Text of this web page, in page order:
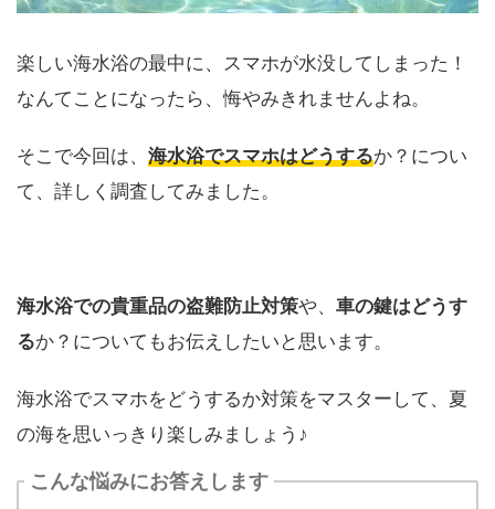
楽しい海水浴の最中に、スマホが水没してしまった！
なんてことになったら、悔やみきれませんよね。
そこで今回は、 海水浴でスマホはどうするか？につい
て、詳しく調査してみました。
海水浴での貴重品の盗難防止対策や、 車の鍵はどうす
るか？についてもお伝えしたいと思います。
海水浴でスマホをどうするか対策をマスターして、夏
の海を思いっきり楽しみましょう♪
こんな悩みにお答えします